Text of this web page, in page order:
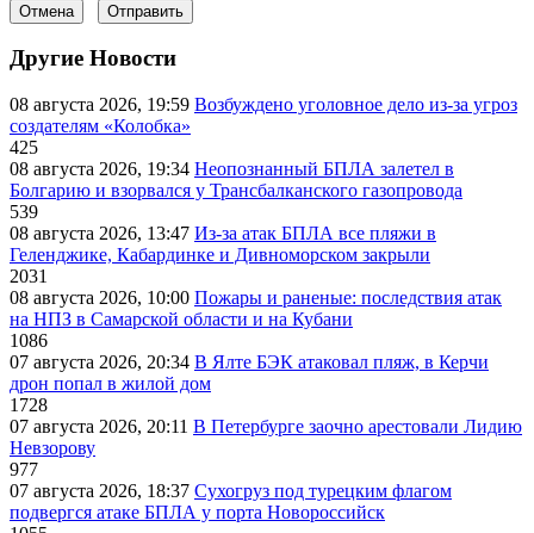
Отмена Отправить
Другие Новости
08 августа 2026, 19:59 Возбуждено уголовное дело из-за угроз
создателям «Колобка»
425
08 августа 2026, 19:34 Неопознанный БПЛА залетел в
Болгарию и взорвался у Трансбалканского газопровода
539
08 августа 2026, 13:47 Из-за атак БПЛА все пляжи в
Геленджике, Кабардинке и Дивноморском закрыли
2031
08 августа 2026, 10:00 Пожары и раненые: последствия атак
на НПЗ в Самарской области и на Кубани
1086
07 августа 2026, 20:34 В Ялте БЭК атаковал пляж, в Керчи
дрон попал в жилой дом
1728
07 августа 2026, 20:11 В Петербурге заочно арестовали Лидию
Невзорову
977
07 августа 2026, 18:37 Сухогруз под турецким флагом
подвергся атаке БПЛА у порта Новороссийск